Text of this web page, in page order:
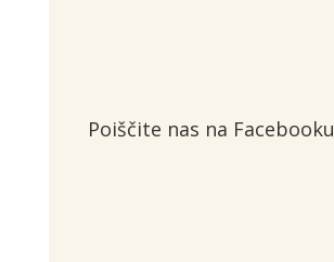
Poiščite nas na Facebooku